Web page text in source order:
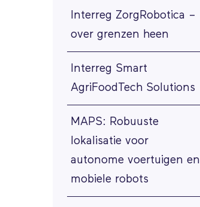
Interreg ZorgRobotica –
over grenzen heen
Interreg Smart
AgriFoodTech Solutions
MAPS: Robuuste
lokalisatie voor
autonome voertuigen en
mobiele robots